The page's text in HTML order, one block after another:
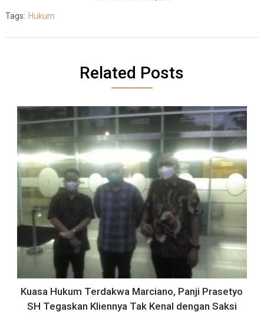
Tags: Hukum
Related Posts
Kuasa Hukum Terdakwa Marciano, Panji Prasetyo
SH Tegaskan Kliennya Tak Kenal dengan Saksi